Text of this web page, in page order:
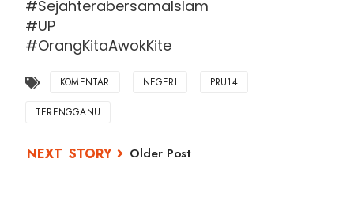
#SejahterabersamaIslam
#UP
#OrangKitaAwokKite
KOMENTAR NEGERI PRU14
TERENGGANU
Older Post